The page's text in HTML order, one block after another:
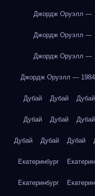
Джордж Оруэлл —
Джордж Оруэлл —
Джордж Оруэлл —
Джордж Оруэлл — 1984
Дубай Дубай Дубай
Дубай Дубай Дубай
Дубай Дубай Дубай
Екатеринбург
Екатеринбург